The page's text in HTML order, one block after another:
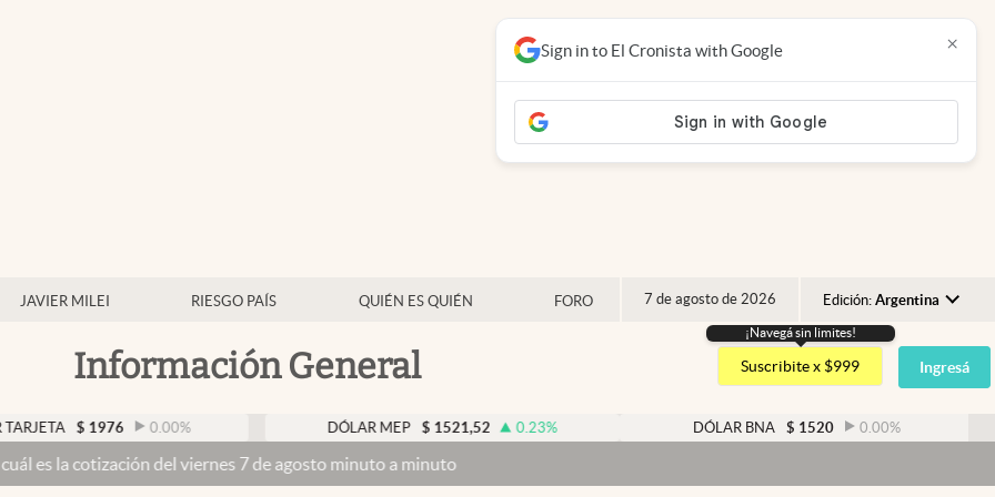
JAVIER MILEI RIESGO PAÍS QUIÉN ES QUIÉN FORO 7 de agosto de 2026 Edición: Argentina
Argentina
España
USA
Información General
¡Navegá sin limites!
Suscribite x $999 Ingresá
$ 1976 0.00% DÓLAR MEP $ 1521,52 0.23% DÓLAR BNA $ 1520 0.00%
del viernes 7 de agosto minuto a minuto
Sign in to El Cronista with Google ×